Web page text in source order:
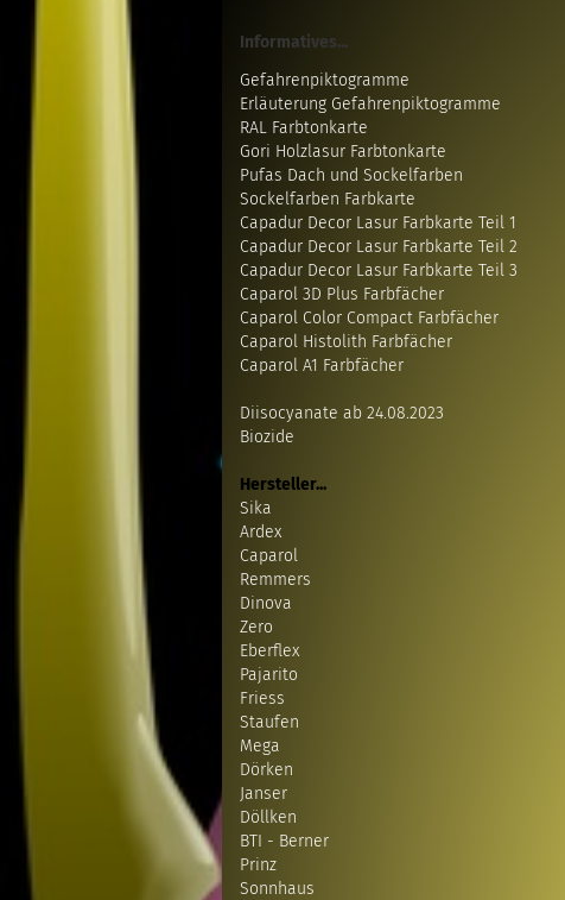
Informatives...
Gefahrenpiktogramme
Erläuterung Gefahrenpiktogramme
RAL Farbtonkarte
Gori Holzlasur Farbtonkarte
Pufas Dach und Sockelfarben
Sockelfarben Farbkarte
Capadur Decor Lasur Farbkarte Teil 1
Capadur Decor Lasur Farbkarte Teil 2
Capadur Decor Lasur Farbkarte Teil 3
Caparol 3D Plus Farbfächer
Caparol Color Compact Farbfächer
Caparol Histolith Farbfächer
Caparol A1 Farbfächer
Diisocyanate ab 24.08.2023
Biozide
Hersteller...
Sika
Ardex
Caparol
Remmers
Dinova
Zero
Eberflex
Pajarito
Friess
Staufen
Mega
Dörken
Janser
Döllken
BTI - Berner
Prinz
Sonnhaus